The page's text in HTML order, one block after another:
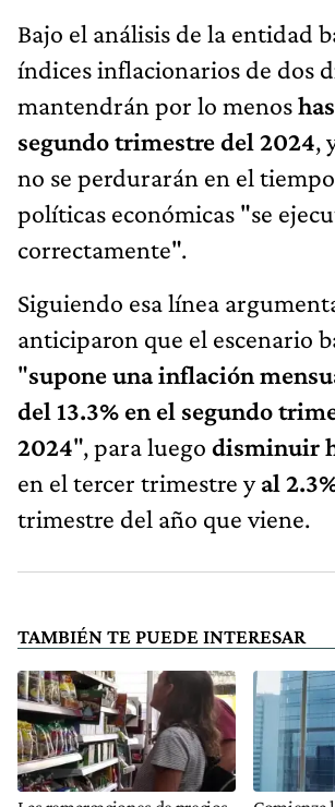
Bajo el análisis de la entidad
índices inflacionarios de dos
mantendrán por lo menos
segundo trimestre del 2024,
no se perdurarán en el
políticas económicas "se
correctamente".
Siguiendo esa línea
anticiparon que el escenario
"supone una inflación
del 13.3% en el segundo
2024", para luego disminuir
en el tercer trimestre yal
trimestre del año que viene.
TAMBIÉN TE PUEDE INTERESAR